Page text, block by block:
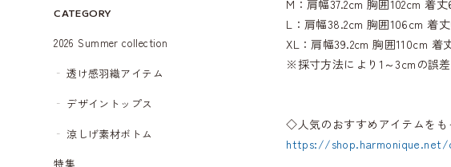
CATEGORY
2026 Summer collection
透け感羽織アイテム
デザイントップス
涼しげ素材ボトム
特集
M：肩幅37.2cm 胸囲102cm 着
L：肩幅38.2cm 胸囲106cm 着
XL：肩幅39.2cm 胸囲110cm 着
※採寸方法により1～3cmの誤
◇人気のおすすめアイテムをも
https://shop.harmonique.net/